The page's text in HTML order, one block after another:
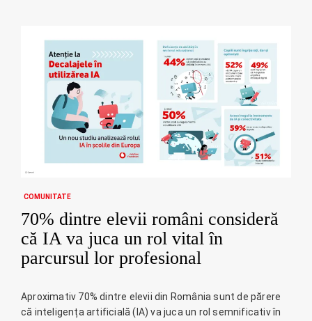
COMUNITATE
70% dintre elevii români consideră
că IA va juca un rol vital în
parcursul lor profesional
Aproximativ 70% dintre elevii din România sunt de părere
că inteligența artificială (IA) va juca un rol semnificativ în